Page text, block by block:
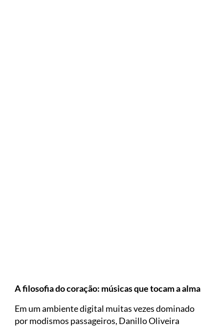
A filosofia do coração: músicas que tocam a alma
Em um ambiente digital muitas vezes dominado
por modismos passageiros, Danillo Oliveira